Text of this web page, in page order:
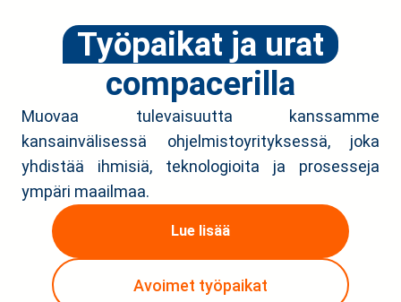
Työpaikat ja urat
compacerilla
Muovaa tulevaisuutta kanssamme
kansainvälisessä ohjelmistoyrityksessä, joka
yhdistää ihmisiä, teknologioita ja prosesseja
ympäri maailmaa.
Lue lisää
Avoimet työpaikat